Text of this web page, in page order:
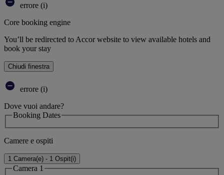
errore (i)
Core booking engine
You’ll be redirected to Accor website to view available hotels and
book your stay
Chiudi finestra
errore (i)
Dove vuoi andare?
Booking Dates
Camere e ospiti
1 Camera(e) - 1 Ospit(i)
Camera 1